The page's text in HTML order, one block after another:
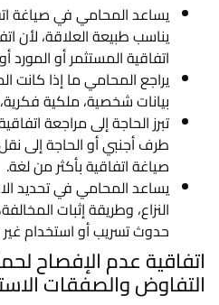
يساعد المحامي في صياغة
يناسب طبيعة العلاقة، لأن
اتفاقية المستثمر أو المورد
يراجع المحامي ما إذا كانت
بيانات شخصية، ملكية
تبرز الحاجة إلى مراجعة
طرف أجنبي أو الحاجة إلى
صياغة اتفاقية بأكثر من لغة.
يساعد المحامي في تحديد
النزاع، وطريقة إثبات
حدوث تسريب أو استخدام
اتفاقية عدم الإفصاح
التفاوض والصفقات